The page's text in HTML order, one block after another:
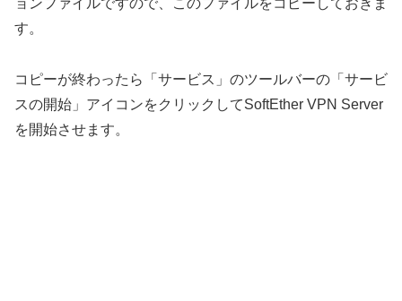
ョンファイルですので、このファイルをコピーしておきま
す。
コピーが終わったら「サービス」のツールバーの「サービ
スの開始」アイコンをクリックしてSoftEther VPN Server
を開始させます。